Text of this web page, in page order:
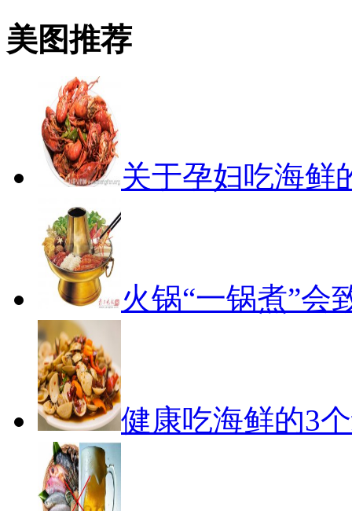
美图推荐
关于孕妇吃海鲜
火锅“一锅煮”会
健康吃海鲜的3